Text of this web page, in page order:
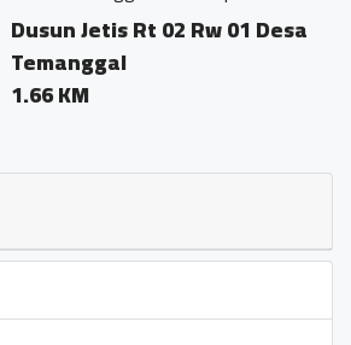
Dusun Jetis Rt 02 Rw 01 Desa
Temanggal
1.66 KM